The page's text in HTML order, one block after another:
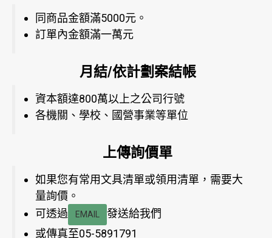
同商品金額滿5000元。
訂單內金額滿一萬元
月結/依計劃案結帳
資本額達800萬以上之公司行號
各機關、學校、國營事業等單位
上傳詢價單
如果您有常用文具清單或領用清單，需要大
量詢價。
可透過
EMAIL
發送給我們
或傳真至05-5891791